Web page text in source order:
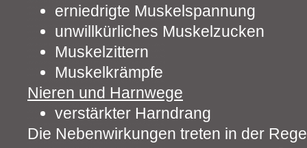
erniedrigte Muskelspannung
unwillkürliches Muskelzucken
Muskelzittern
Muskelkrämpfe
Nieren und Harnwege
verstärkter Harndrang
Die Nebenwirkungen treten in der